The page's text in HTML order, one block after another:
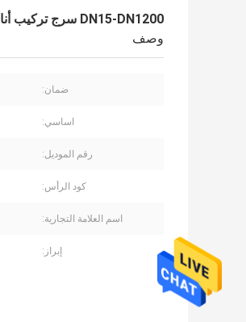
DN15-DN1200 سرج تركيب أنابيب الصلب الكربوني
وصف
ضمان:
اساسي:
رقم الموديل:
كود الرأس:
اسم العلامة التجارية:
إبراز: